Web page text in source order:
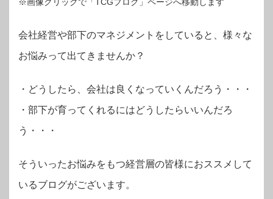
会社経営や部下のマネジメントをしていると、様々な
お悩みって出てきませんか？
・ どうしたら、会社は良くなっていくんだろう・・・
・部下が育ってくれるにはどうしたらいいんだろ
う・・・
そういったお悩みをもつ経営層の皆様におススメして
いるブログがございます。